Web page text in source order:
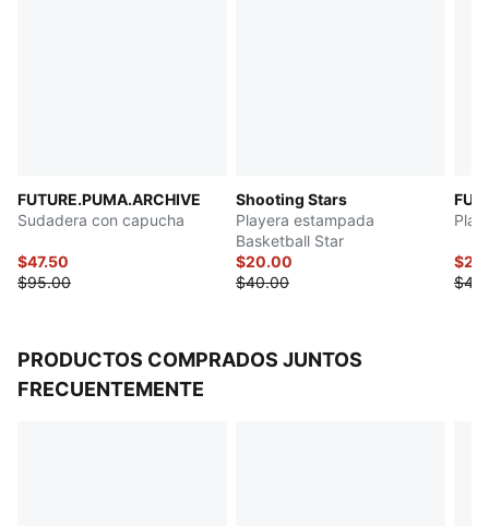
FUTURE.PUMA.ARCHIVE
Sudadera con capucha
$47.50
$95.00
Shooting Stars
Playera estampada
Basketball Star
$20.00
$40.00
PRODUCTOS COMPRADOS JUNTOS
FRECUENTEMENTE